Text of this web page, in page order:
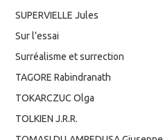
SUPERVIELLE Jules
Sur l’essai
Surréalisme et surrection
TAGORE Rabindranath
TOKARCZUC Olga
TOLKIEN J.R.R.